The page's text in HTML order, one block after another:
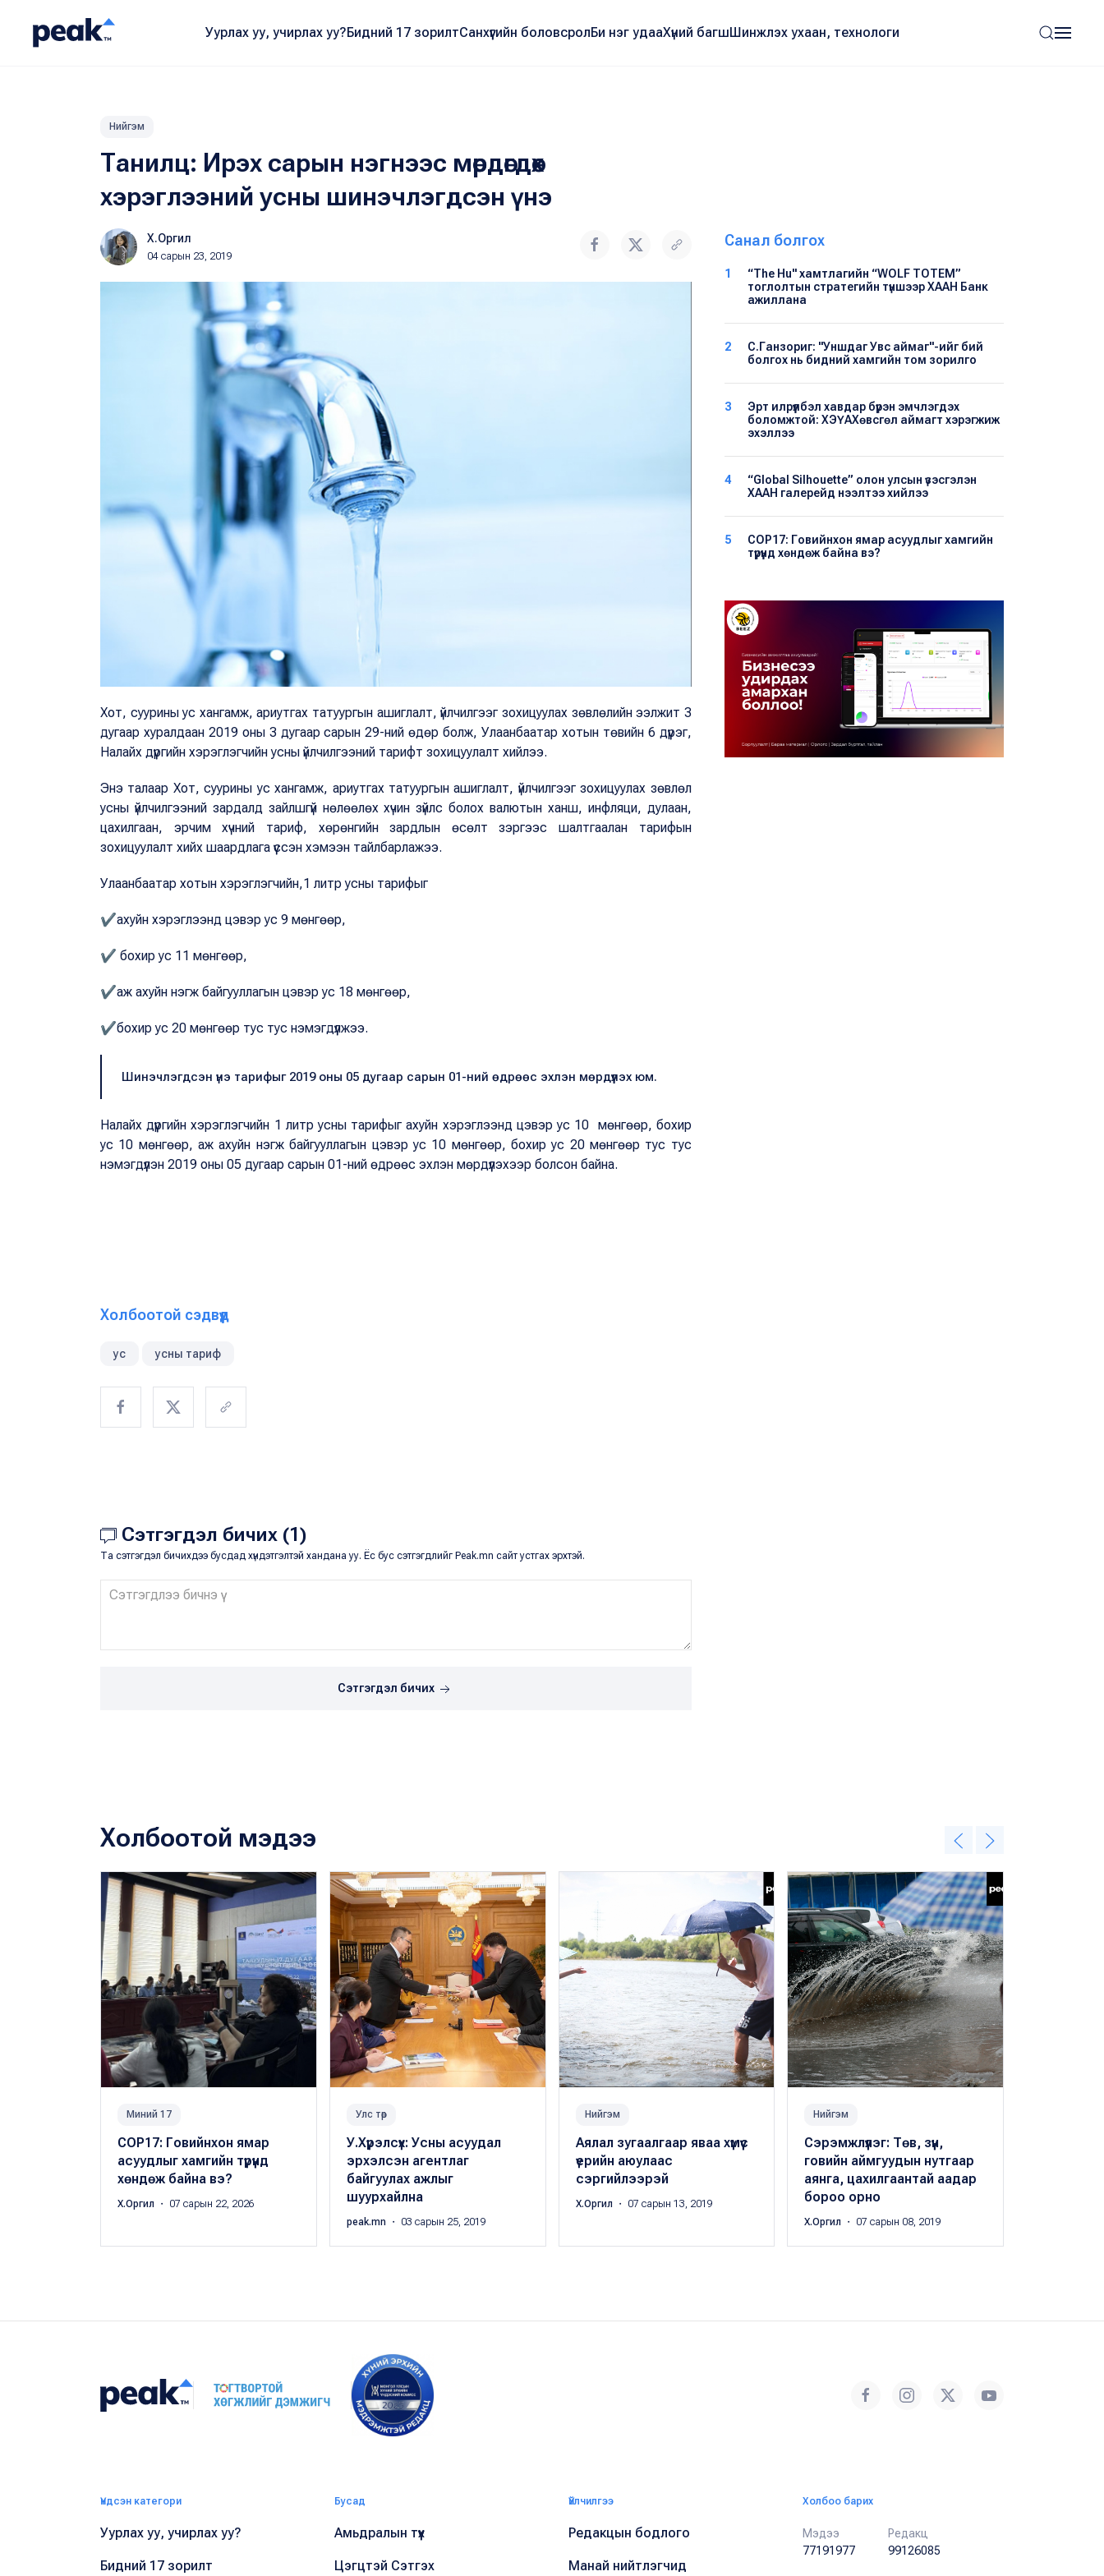
Уурлах уу, учирлах уу?Бидний 17 зорилтСанхүүгийн боловсролБи нэг удааХүний багшШинжлэх ухаан, технологи
Нийгэм
Танилц: Ирэх сарын нэгнээс мөрдөгдөх
хэрэглээний усны шинэчлэгдсэн үнэ
Х.Оргил
04 сарын 23, 2019
Хот, суурины ус хангамж, ариутгах татуургын ашиглалт, үйлчилгээг зохицуулах зөвлөлийн ээлжит 3
дугаар хуралдаан 2019 оны 3 дугаар сарын 29-ний өдөр болж, Улаанбаатар хотын төвийн 6 дүүрэг,
Налайх дүүргийн хэрэглэгчийн усны үйлчилгээний тарифт зохицуулалт хийлээ.
Энэ талаар Хот, суурины ус хангамж, ариутгах татуургын ашиглалт, үйлчилгээг зохицуулах зөвлөл
усны үйлчилгээний зардалд зайлшгүй нөлөөлөх хүчин зүйлс болох валютын ханш, инфляци, дулаан,
цахилгаан, эрчим хүчний тариф, хөрөнгийн зардлын өсөлт зэргээс шалтгаалан тарифын
зохицуулалт хийх шаардлага үүссэн хэмээн тайлбарлажээ.
Улаанбаатар хотын хэрэглэгчийн,1 литр усны тарифыг
✔ахуйн хэрэглээнд цэвэр ус 9 мөнгөөр,
✔ бохир ус 11 мөнгөөр,
✔аж ахуйн нэгж байгууллагын цэвэр ус 18 мөнгөөр,
✔бохир ус 20 мөнгөөр тус тус нэмэгдүүлжээ.
Шинэчлэгдсэн үнэ тарифыг 2019 оны 05 дугаар сарын 01-ний өдрөөс эхлэн мөрдүүлэх юм.
Налайх дүүргийн хэрэглэгчийн 1 литр усны тарифыг ахуйн хэрэглээнд цэвэр ус 10 мөнгөөр, бохир
ус 10 мөнгөөр, аж ахуйн нэгж байгууллагын цэвэр ус 10 мөнгөөр, бохир ус 20 мөнгөөр тус тус
нэмэгдүүлэн 2019 оны 05 дугаар сарын 01-ний өдрөөс эхлэн мөрдүүлэхээр болсон байна.
Холбоотой сэдвүүд
ус усны тариф
Сэтгэгдэл бичих (1)
Та сэтгэгдэл бичихдээ бусдад хүндэтгэлтэй хандана уу. Ёс бус сэтгэгдлийг Peak.mn сайт устгах эрхтэй.
Сэтгэгдэл бичих
Санал болгох
1
“The Hu" хамтлагийн “WOLF TOTEM”
тоглолтын стратегийн түншээр ХААН Банк
ажиллана
2
С.Ганзориг: "Уншдаг Увс аймаг"-ийг бий
болгох нь бидний хамгийн том зорилго
3
Эрт илрүүлбэл хавдар бүрэн эмчлэгдэх
боломжтой: ХЭҮА​Хөвсгөл аймагт хэрэгжиж
эхэллээ
4
“Global Silhouette” олон улсын үзэсгэлэн
ХААН галерейд нээлтээ хийлээ
5
COP17: Говийнхон ямар асуудлыг хамгийн
түрүүнд хөндөж байна вэ?
Холбоотой мэдээ
Миний 17
COP17: Говийнхон ямар
асуудлыг хамгийн түрүүнд
хөндөж байна вэ?
Х.Оргил ・ 07 сарын 22, 2026
Улс төр
У.Хүрэлсүх: Усны асуудал
эрхэлсэн агентлаг
байгуулах ажлыг
шуурхайлна
peak.mn ・ 03 сарын 25, 2019
Нийгэм
Аялал зугаалгаар яваа хүмүүс
үерийн аюулаас
сэргийлээрэй
Х.Оргил ・ 07 сарын 13, 2019
Нийгэм
Сэрэмжлүүлэг: Төв, зүүн,
говийн аймгуудын нутгаар
аянга, цахилгаантай аадар
бороо орно
Х.Оргил ・ 07 сарын 08, 2019
Үндсэн категори
Уурлах уу, учирлах уу?
Бидний 17 зорилт
Бусад
Амьдралын түүх
Цэгцтэй Сэтгэх
Үйлчилгээ
Редакцын бодлого
Манай нийтлэгчид
Холбоо барих
Мэдээ
77191977
Редакц
99126085